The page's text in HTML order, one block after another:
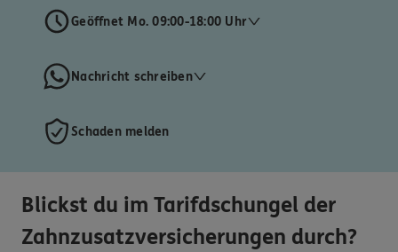
Geöffnet Mo. 09:00-18:00 Uhr
Nachricht schreiben
Schaden melden
Blickst du im Tarifdschungel der
Zahnzusatzversicherungen durch?